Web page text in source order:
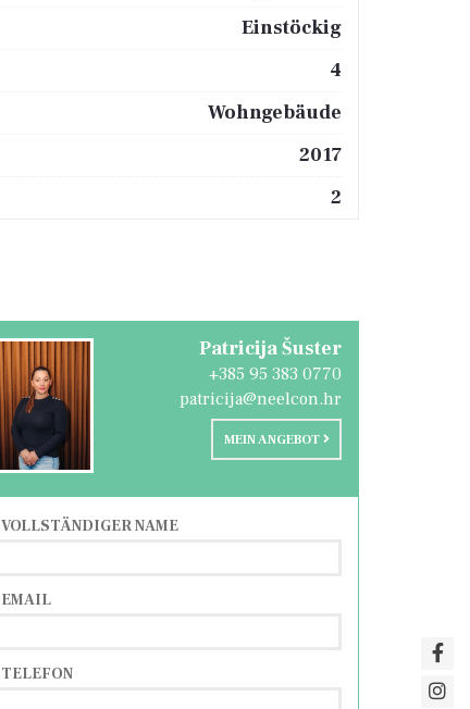
Einstöckig
4
Wohngebäude
2017
2
Patricija Šuster
+385 95 383 0770
patricija@neelcon.hr
MEIN ANGEBOT
VOLLSTÄNDIGER NAME
EMAIL
TELEFON